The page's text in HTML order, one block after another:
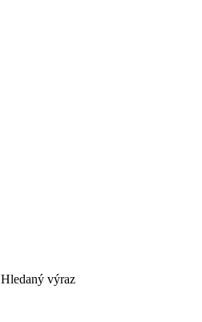
Hledaný výraz